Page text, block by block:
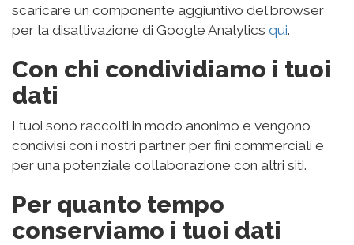
scaricare un componente aggiuntivo del browser
per la disattivazione di Google Analytics qui.
Con chi condividiamo i tuoi
dati
I tuoi sono raccolti in modo anonimo e vengono
condivisi con i nostri partner per fini commerciali e
per una potenziale collaborazione con altri siti.
Per quanto tempo
conserviamo i tuoi dati